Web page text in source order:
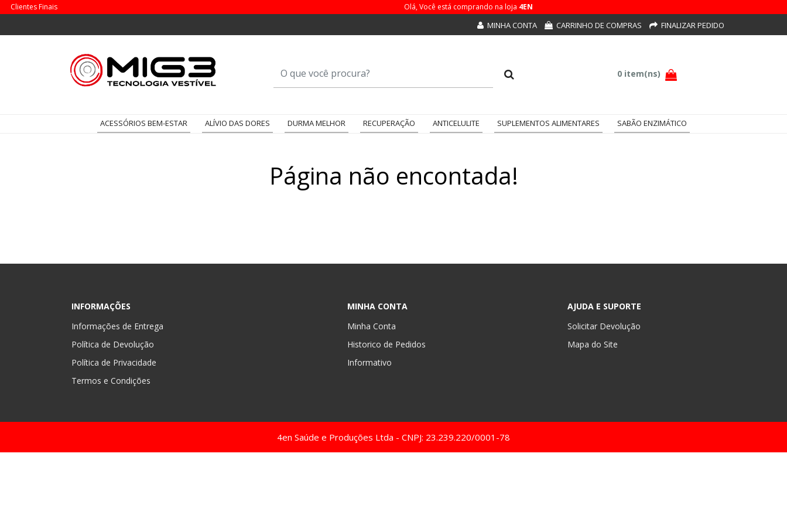
Clientes Finais Olá, Você está comprando na loja 4EN
MINHA CONTA CARRINHO DE COMPRAS FINALIZAR PEDIDO
ACESSÓRIOS BEM-ESTAR ALÍVIO DAS DORES DURMA MELHOR RECUPERAÇÃO ANTICELULITE SUPLEMENTOS ALIMENTARES SABÃO ENZIMÁTICO
Página não encontada!
INFORMAÇÕES
Informações de Entrega
Política de Devolução
Política de Privacidade
Termos e Condições
MINHA CONTA
Minha Conta
Historico de Pedidos
Informativo
AJUDA E SUPORTE
Solicitar Devolução
Mapa do Site
4en Saúde e Produções Ltda - CNPJ: 23.239.220/0001-78